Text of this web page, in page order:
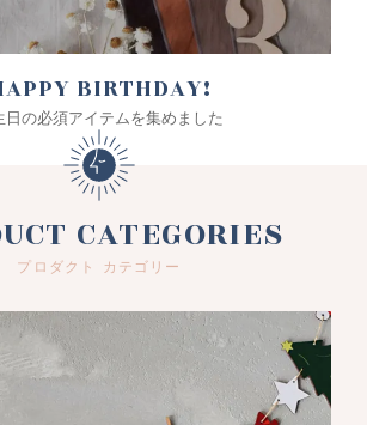
BIRTHDAY!
日の必須アイテムを集めました
CATEGORIES
プロダクト カテゴリー